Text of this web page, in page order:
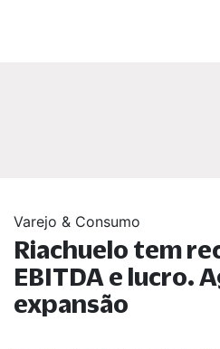
Varejo & Consumo
Riachuelo tem
EBITDA e lucro.
expansão